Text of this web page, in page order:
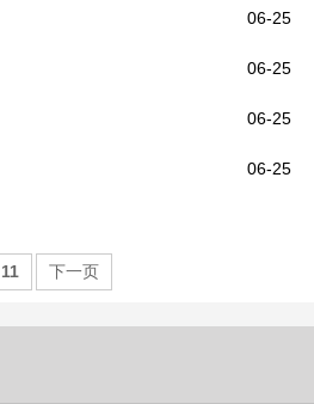
06-25
06-25
06-25
06-25
11 下一页